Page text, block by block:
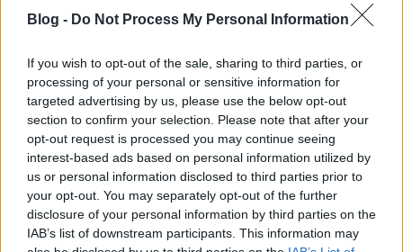
Blog - Do Not Process My Personal Information
If you wish to opt-out of the sale, sharing to third parties, or
processing of your personal or sensitive information for
targeted advertising by us, please use the below opt-out
section to confirm your selection. Please note that after your
opt-out request is processed you may continue seeing
interest-based ads based on personal information utilized by
us or personal information disclosed to third parties prior to
your opt-out. You may separately opt-out of the further
disclosure of your personal information by third parties on the
IAB’s list of downstream participants. This information may
Fat Abbot
18 éve
Szerintem meg elférne még egy pár Flórihoz hasonló
edző, ebbe a szar bajnokságba. Nem feltétlenül
vezetőedzői poszton, de mindenhol máshol igen.
Mivelhogy nem pedagógusok kellenek a
mimózalelkű, tehetségtelenségben ellustult magyar
játékosok mellé, hanem rabszolgahajcsárok.
Igen, Flóri egy utolsó tahó, igen, leparasztozza a
bőcsieket, ha úgy tartja a kedve, és még ráadásul